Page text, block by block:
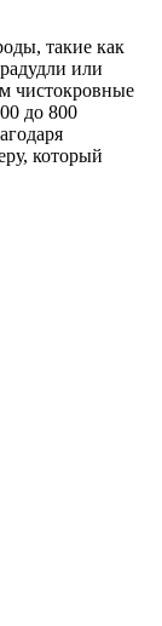
такие как
или
чистокровные
до 800
который